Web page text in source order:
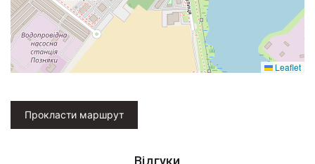
Leaflet
Прокласти маршрут
Відгуки